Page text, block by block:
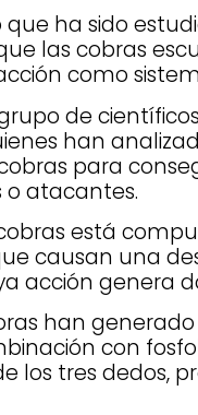
ha sido
las cobras
como
de
han
para
o atacantes.
está
causan una
acción genera
han
con
los tres dedos,